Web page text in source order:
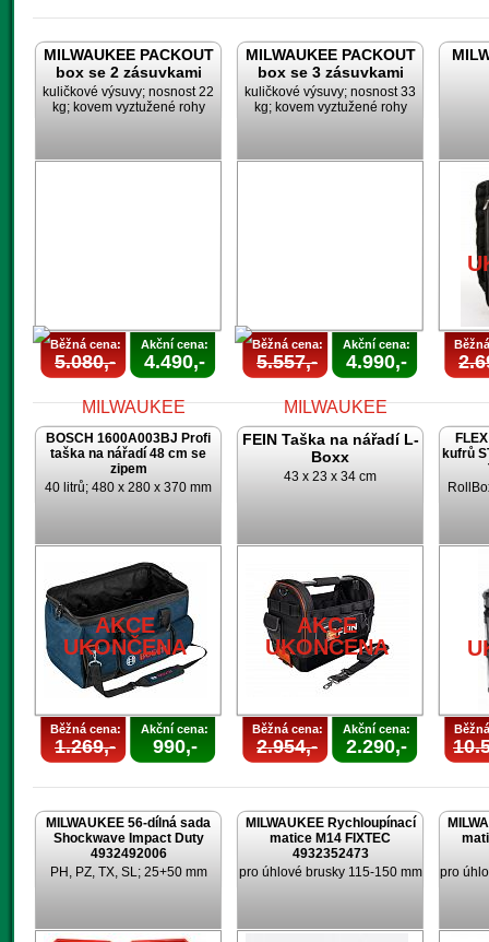
MILWAUKEE PACKOUT
box se 2 zásuvkami
kuličkové výsuvy; nosnost 22
kg; kovem vyztužené rohy
AKCE
UKONČENA
Běžná cena:
5.080,-
Akční cena:
4.490,-
MILWAUKEE PACKOUT
box se 3 zásuvkami
kuličkové výsuvy; nosnost 33
kg; kovem vyztužené rohy
UKONČENA
Běžná cena:
5.557,-
Akční cena:
4.990,-
BOSCH 1600A003BJ Profi
taška na nářadí 48 cm se
zipem
40 litrů; 480 x 280 x 370 mm
AKCE
UKONČENA
Běžná cena:
1.269,-
Akční cena:
990,-
FEIN Taška na nářadí L-
Boxx
43 x 23 x 34 cm
AKCE
UKONČENA
Běžná cena:
2.954,-
Akční cena:
2.290,-
kufrů
MILWAUKEE 56-dílná sada
Shockwave Impact Duty
4932492006
PH, PZ, TX, SL; 25+50 mm
MILWAUKEE Rychloupínací
matice M14 FIXTEC
4932352473
pro úhlové brusky 115-150 mm
pro